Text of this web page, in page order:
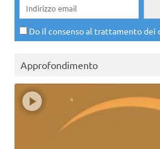
Do il consenso al trattamento dei
Approfondimento